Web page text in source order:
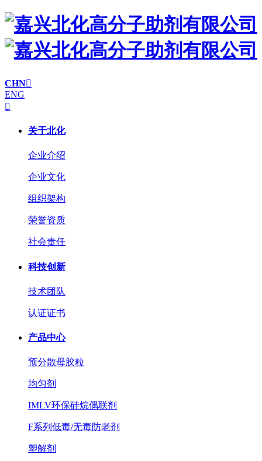
CHN
ENG

关于北化
企业介绍
企业文化
组织架构
荣誉资质
社会责任
科技创新
技术团队
认证证书
产品中心
预分散母胶粒
均匀剂
IMLV环保硅烷偶联剂
F系列低毒/无毒防老剂
塑解剂